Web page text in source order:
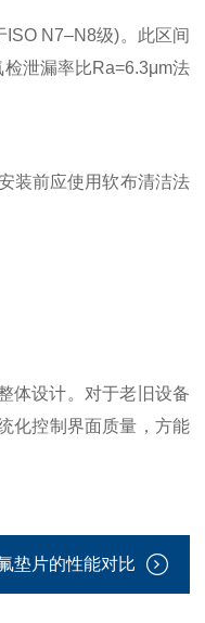
N7–N8级)。此区间
泄漏率比Ra=6.3μm法
装前应使用软布清洁法
体设计。对于老旧设备
化控制界面质量，方能
垫片的性能对比